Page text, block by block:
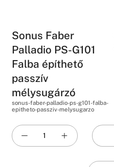
Sonus Faber
Palladio PS-G101
Falba építhető
passzív
mélysugárzó
sonus-faber-palladio-ps-g101-falba-
epitheto-passziv-melysugarzo